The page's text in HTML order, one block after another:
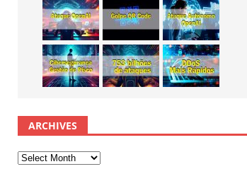
ARCHIVES